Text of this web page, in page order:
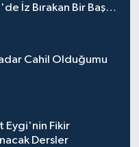
İz Bırakan Bir Başarı
Cahil Olduğumu
Eygi'nin Fikir
Dersler